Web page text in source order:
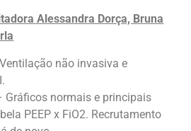
Alessandra Dorça, Bruna
não invasiva e
Gráficos normais e principais
PEEP x FiO2. Recrutamento